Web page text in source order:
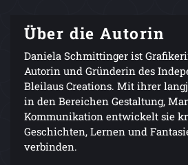
Über die Autorin
Daniela Schmittinger ist
Autorin und Gründerin des
Bleilaus Creations. Mit ihrer
in den Bereichen Gestaltung,
Kommunikation entwickelt sie
Geschichten, Lernen und
verbinden.